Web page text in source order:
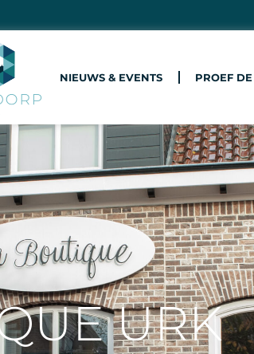
NIEUWS & EVENTS PROEF
URK